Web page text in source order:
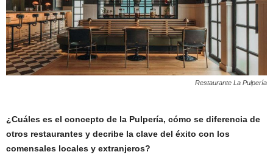
Restaurante La Pulpería
¿Cuáles es el concepto de la Pulpería, cómo se diferencia de
otros restaurantes y decribe la clave del éxito con los
comensales locales y extranjeros?